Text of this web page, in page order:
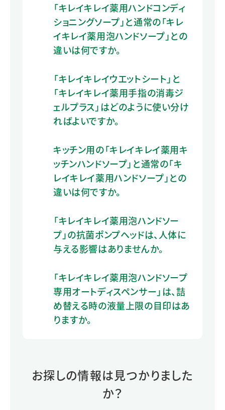
「キレイキレイ薬用ハンドコンディ
ショニングソープ」と通常の「キレ
イキレイ薬用泡ハンドソープ」との
違いは何ですか。
「キレイキレイウエットシート」と
「キレイキレイ薬用手指の消毒ジ
ェルプラス」はどのように使い分け
ればよいですか。
キッチン用の「キレイキレイ薬用キ
ッチンハンドソープ」と通常の「キ
レイキレイ薬用ハンドソープ」との
違いは何ですか。
「キレイキレイ薬用泡ハンドソー
プ」の抗菌ポンプヘッドは、人体に
与える影響はありませんか。
「キレイキレイ薬用泡ハンドソープ
専用オートディスペンサー」は、詰
め替える時の液量上限の目印はあ
りますか。
お探しの情報は見つかりました
か？